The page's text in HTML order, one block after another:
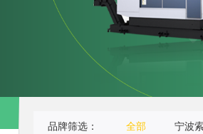
品牌筛选： 全部 宁波